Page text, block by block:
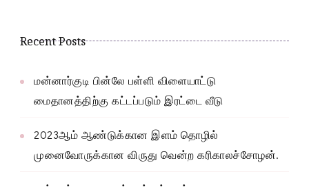
Recent Posts
மன்னார்குடி பின்லே பள்ளி விளையாட்டு
மைதானத்திற்கு கட்டப்படும் இரட்டை வீடு
2023ஆம் ஆண்டுக்கான இளம் தொழில்
முனைவோருக்கான விருது வென்ற கரிகாலச்சோழன்.